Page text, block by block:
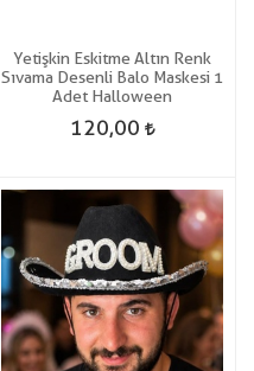
Yetişkin Eskitme Altın Renk
Sıvama Desenli Balo Maskesi 1
Adet Halloween
120,00